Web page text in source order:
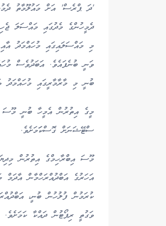
'ދަ ޕްރެސް' އަށް މައުލޫމާތު
ދެމީހުންގެ މެދުގައި މައްސަލަ
މި މައްސަލައިގައި މުހައްމަދު
ވަނީ ބުނެފައެވެ. އަބަދުވެސް
ބުނީ މި މާރާމާރީގައި
މީގެ އިތުރުން އެމީހާ ބުނީ މޫސަ
ސްޓޭޝަނަށް ގޮސްކަަމަށެވެ.
އަހަރުގެ އަބްދުއްރަހްމާން
ކުރަމުން ފުލުހުން ބުނީ،
ވަގުތީ ރިޕޯޓުން ދައްކާ